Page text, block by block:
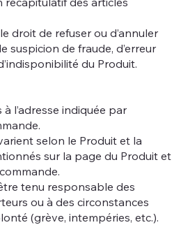
droit de refuser ou d’annuler
suspicion de fraude, d’erreur
du Produit.
l’adresse indiquée par
selon le Produit et la
sur la page du Produit et
tenu responsable des
ou à des circonstances
(grève, intempéries, etc.).